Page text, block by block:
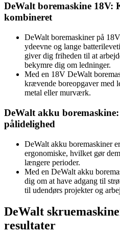
DeWalt boremaskine 18V:
kombineret
DeWalt boremaskiner på
ydeevne og lange
giver dig friheden til at
bekymre dig om ledninger.
Med en 18V DeWalt
krævende boreopgaver med
metal eller murværk.
DeWalt akku
pålidelighed
DeWalt akku boremaskiner
ergonomiske, hvilket gør
længere perioder.
Med en DeWalt akku
dig om at have adgang til
til udendørs projekter og
DeWalt
resultater